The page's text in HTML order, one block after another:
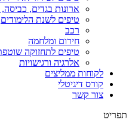
ארונות בגדים,
טיפים לשנת הלימודים
רכב
חירום ומלחמה
טיפים לתחזוקה
אלרגיה ורגישויות
לקוחות ממליצים
קורס דיגיטלי
צור קשר
תפריט